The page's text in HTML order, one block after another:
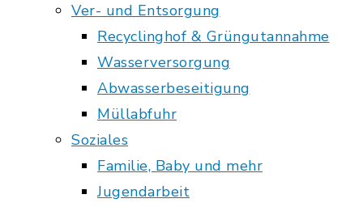
Ver- und Entsorgung
Recyclinghof & Grüngutannahme
Wasserversorgung
Abwasserbeseitigung
Müllabfuhr
Soziales
Familie, Baby und mehr
Jugendarbeit